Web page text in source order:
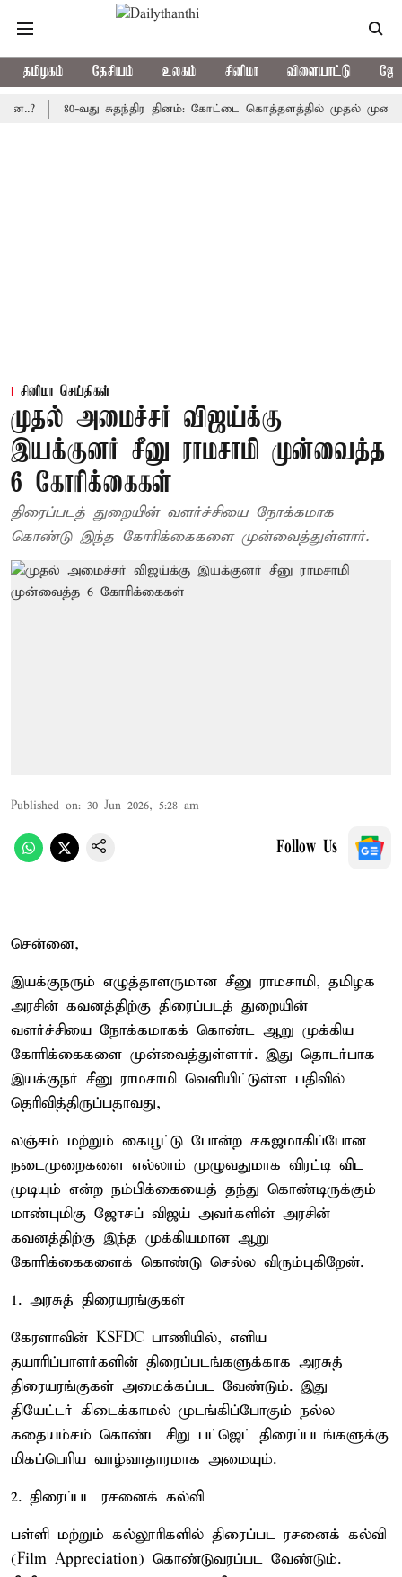
தமிழகம் தேசியம் உலகம் சினிமா விளையாட்டு
80-வது சுதந்திர தினம்: கோட்டை கொத்தளத்தில் முதல்
சினிமா செய்திகள்
முதல் அமைச்சர் விஜய்க்கு
இயக்குனர் சீனு ராமசாமி முன்வைத்த
6 கோரிக்கைகள்
திரைப்படத் துறையின் வளர்ச்சியை நோக்கமாக
கொண்டு இந்த கோரிக்கைகளை முன்வைத்துள்ளார்.
Published on: 30 Jun 2026, 5:28 am
Follow Us
சென்னை,
இயக்குநரும் எழுத்தாளருமான சீனு ராமசாமி, தமிழக
அரசின் கவனத்திற்கு திரைப்படத் துறையின்
வளர்ச்சியை நோக்கமாகக் கொண்ட ஆறு முக்கிய
கோரிக்கைகளை முன்வைத்துள்ளார். இது தொடர்பாக
இயக்குநர் சீனு ராமசாமி வெளியிட்டுள்ள பதிவில்
தெரிவித்திருப்பதாவது,
லஞ்சம் மற்றும் கையூட்டு போன்ற சகஜமாகிப்போன
நடைமுறைகளை எல்லாம் முழுவதுமாக விரட்டி விட
முடியும் என்ற நம்பிக்கையைத் தந்து கொண்டிருக்கும்
மாண்புமிகு ஜோசப் விஜய் அவர்களின் அரசின்
கவனத்திற்கு இந்த முக்கியமான ஆறு
கோரிக்கைகளைக் கொண்டு செல்ல விரும்புகிறேன்.
1. அரசுத் திரையரங்குகள்
கேரளாவின் KSFDC பாணியில், எளிய
தயாரிப்பாளர்களின் திரைப்படங்களுக்காக அரசுத்
திரையரங்குகள் அமைக்கப்பட வேண்டும். இது
தியேட்டர் கிடைக்காமல் முடங்கிப்போகும் நல்ல
கதையம்சம் கொண்ட சிறு பட்ஜெட் திரைப்படங்களுக்கு
மிகப்பெரிய வாழ்வாதாரமாக அமையும்.
2. திரைப்பட ரசனைக் கல்வி
பள்ளி மற்றும் கல்லூரிகளில் திரைப்பட ரசனைக் கல்வி
(Film Appreciation) கொண்டுவரப்பட வேண்டும்.